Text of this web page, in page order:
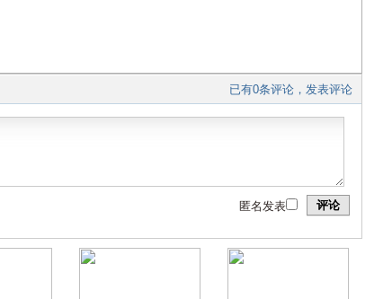
已有0条评论，发表评论
评论
匿名发表